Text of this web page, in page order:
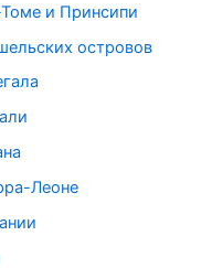
и Принсипи
островов
Леоне